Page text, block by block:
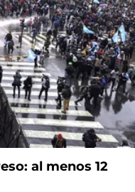
al menos 12